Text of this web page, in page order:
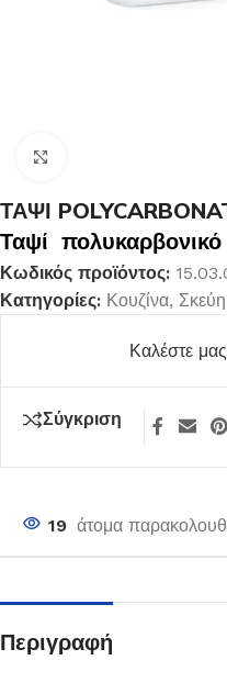
ΤΑΨΙ
Ταψί πολυκαρβονικό
Κωδικός προϊόντος:
Κατηγορίες: Κουζίνα, Σκεύη
Καλέστε
Σύγκριση
19 άτομα
Περιγραφή